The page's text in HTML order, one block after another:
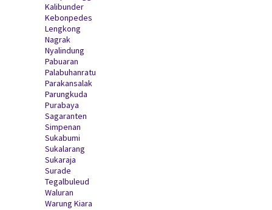
Kalibunder
Kebonpedes
Lengkong
Nagrak
Nyalindung
Pabuaran
Palabuhanratu
Parakansalak
Parungkuda
Purabaya
Sagaranten
Simpenan
Sukabumi
Sukalarang
Sukaraja
Surade
Tegalbuleud
Waluran
Warung Kiara